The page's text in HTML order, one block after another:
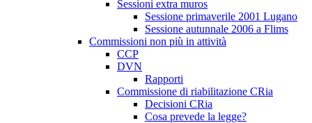
Sessioni extra muros
Sessione primaverile 2001 Lugano
Sessione autunnale 2006 a Flims
Commissioni non più in attività
CCP
DVN
Rapporti
Commissione di riabilitazione CRia
Decisioni CRia
Cosa prevede la legge?